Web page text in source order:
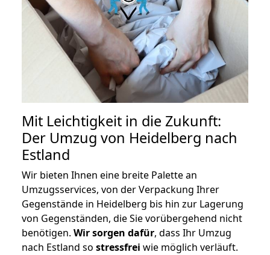
Mit Leichtigkeit in die Zukunft:
Der Umzug von Heidelberg nach
Estland
Wir bieten Ihnen eine breite Palette an
Umzugsservices, von der Verpackung Ihrer
Gegenstände in Heidelberg bis hin zur Lagerung
von Gegenständen, die Sie vorübergehend nicht
benötigen. Wir sorgen dafür, dass Ihr Umzug
nach Estland so stressfrei wie möglich verläuft.